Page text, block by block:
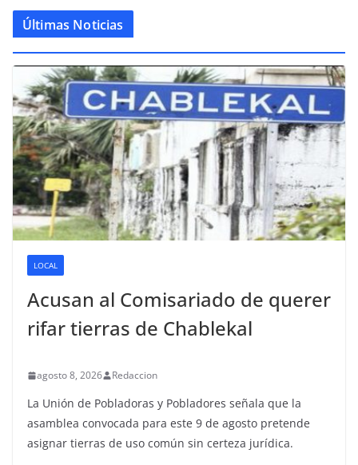
Últimas Noticias
LOCAL
Acusan al Comisariado de querer
rifar tierras de Chablekal
agosto 8, 2026 Redaccion
La Unión de Pobladoras y Pobladores señala que la
asamblea convocada para este 9 de agosto pretende
asignar tierras de uso común sin certeza jurídica.